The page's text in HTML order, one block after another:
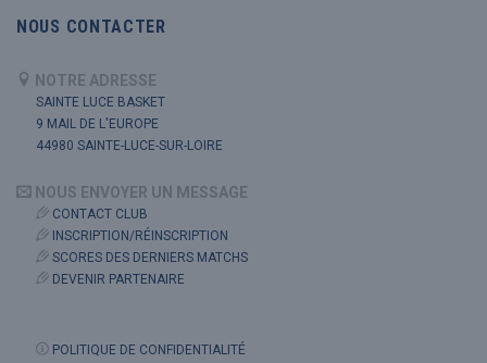
NOUS CONTACTER
NOTRE ADRESSE
SAINTE LUCE BASKET
9 MAIL DE L'EUROPE
44980 SAINTE-LUCE-SUR-LOIRE
NOUS ENVOYER UN MESSAGE
CONTACT CLUB
INSCRIPTION/RÉINSCRIPTION
SCORES DES DERNIERS MATCHS
DEVENIR PARTENAIRE
POLITIQUE DE CONFIDENTIALITÉ